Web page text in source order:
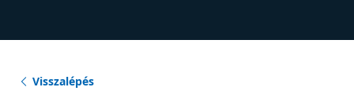
Visszalépés